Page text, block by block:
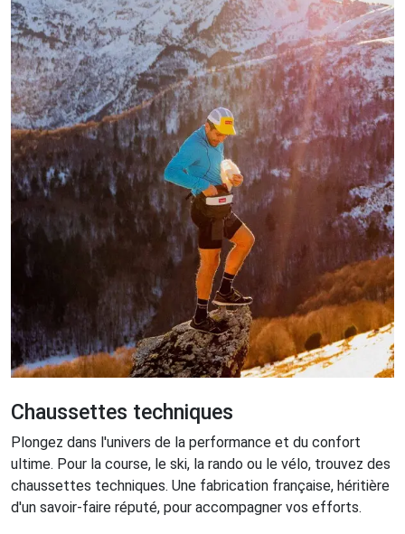
Chaussettes techniques
Plongez dans l'univers de la performance et du confort
ultime. Pour la course, le ski, la rando ou le vélo, trouvez des
chaussettes techniques. Une fabrication française, héritière
d'un savoir-faire réputé, pour accompagner vos efforts.